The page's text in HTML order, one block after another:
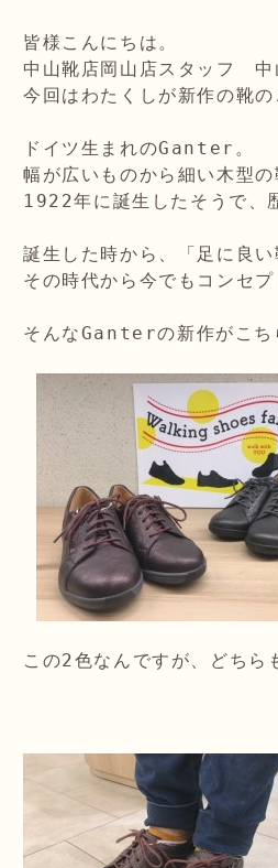
皆様こんにちは。
中山靴店岡山店スタッフ　中
今回はわたくしが新作の靴
ドイツ生まれのGanter。
幅が広いものから細い木型
1922年に誕生したそうで
誕生した時から、「足に良
その時代から今でもコンセ
そんなGanterの新作がこち
この2色なんですが、どちら